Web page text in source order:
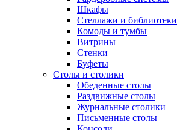
Шкафы
Стеллажи и библиотеки
Комоды и тумбы
Витрины
Стенки
Буфеты
Столы и столики
Обеденные столы
Раздвижные столы
Журнальные столики
Письменные столы